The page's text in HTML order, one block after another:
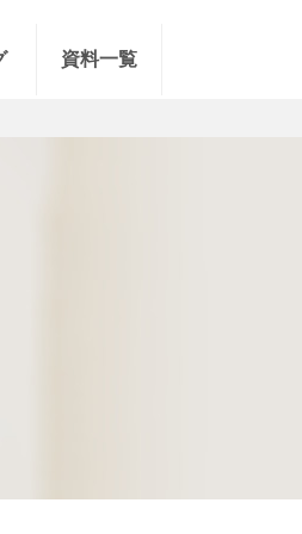
資料一覧